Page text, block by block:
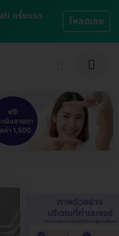
ครั้งแรก
โหลดเลย